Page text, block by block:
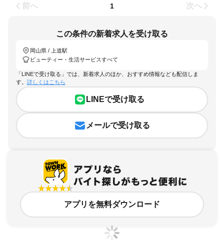
前へ 1 次へ
この条件の新着求人を受け取る
岡山県 / 上道駅
ビューティー・生活サービスすべて
「LINEで受け取る」では、新着求人のほか、おすすめ情報なども配信しま
す。 詳しくはこちら
LINEで受け取る
メールで受け取る
アプリを無料ダウンロード